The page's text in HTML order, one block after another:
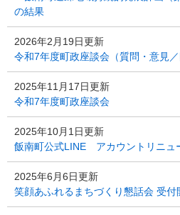
の結果
2026年2月19日更新
令和7年度町政座談会（質問・意見／
2025年11月17日更新
令和7年度町政座談会
2025年10月1日更新
飯南町公式LINE アカウントリニュ
2025年6月6日更新
笑顔あふれるまちづくり懇話会 受付